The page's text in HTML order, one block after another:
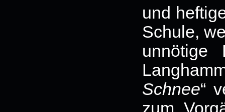
und
Schule,
unnötige
Schnee“
zum